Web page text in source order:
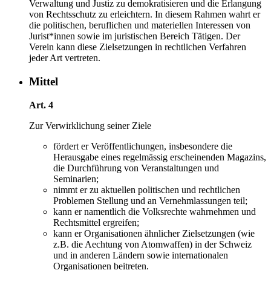
Verwaltung und Justiz zu demokratisieren und die Erlangung
von Rechtsschutz zu erleichtern. In diesem Rahmen wahrt er
die politischen, beruflichen und materiellen Interessen von
Jurist*innen sowie im juristischen Bereich Tätigen. Der
Verein kann diese Zielsetzungen in rechtlichen Verfahren
jeder Art vertreten.
Mittel
Art. 4
Zur Verwirklichung seiner Ziele
fördert er Veröffentlichungen, insbesondere die
Herausgabe eines regelmässig erscheinenden Magazins,
die Durchführung von Veranstaltungen und
Seminarien;
nimmt er zu aktuellen politischen und rechtlichen
Problemen Stellung und an Vernehmlassungen teil;
kann er namentlich die Volksrechte wahrnehmen und
Rechtsmittel ergreifen;
kann er Organisationen ähnlicher Zielsetzungen (wie
z.B. die Aechtung von Atomwaffen) in der Schweiz
und in anderen Ländern sowie internationalen
Organisationen beitreten.